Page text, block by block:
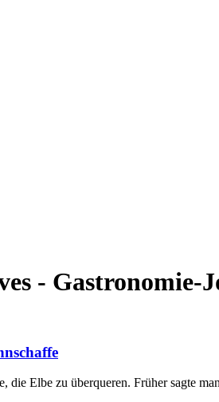
- Gastronomie-
die Elbe zu überqueren. Früher sagte